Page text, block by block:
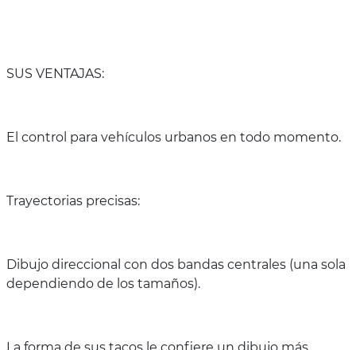
SUS VENTAJAS:
El control para vehículos urbanos en todo momento.
Trayectorias precisas:
Dibujo direccional con dos bandas centrales (una sola
dependiendo de los tamaños).
La forma de sus tacos le confiere un dibujo más